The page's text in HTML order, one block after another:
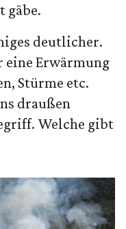
gäbe.
deutlicher.
eine Erwärmung
Stürme etc.
draußen
Welche gibt